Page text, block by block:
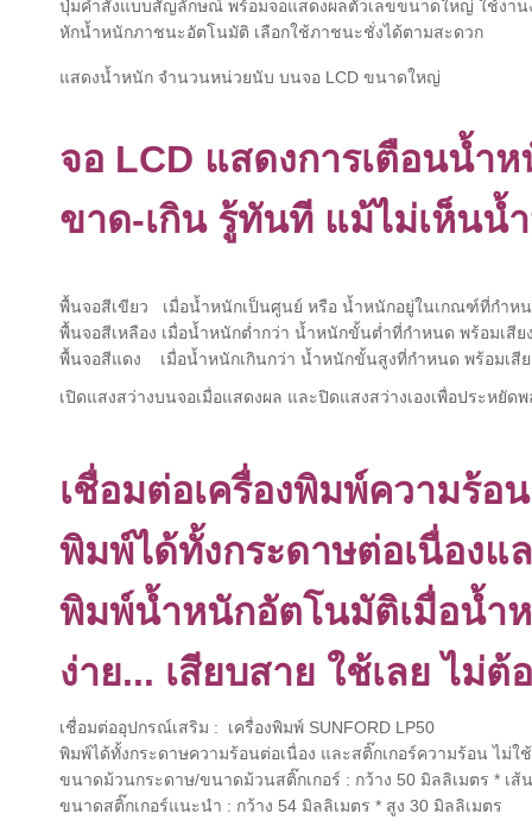
ปุ่มคำสั่งแบบสัญลักษณ์ พร้อมจอแสดงผลตัวเลขขนาดใหญ่ ใช้งาน
หักน้ำหนักภาชนะอัตโนมัติ เลือกใช้ภาชนะชั่งได้ตามสะดวก
แสดงน้ำหนัก จำนวนหน่วยนับ บนจอ LCD ขนาดใหญ่
จอ LCD แสดงการเตือนน้ำ
ขาด-เกิน รู้ทันที แม้ไม่เห็นน้
พื้นจอสีเขียว เมื่อน้ำหนักเป็นศูนย์ หรือ น้ำหนักอยู่ในเกณฑ์ที่กำห
พื้นจอสีเหลือง เมื่อน้ำหนักต่ำกว่า น้ำหนักขั้นต่ำที่กำหนด พร้อมเสีย
พื้นจอสีแดง เมื่อน้ำหนักเกินกว่า น้ำหนักขั้นสูงที่กำหนด พร้อมเสีย
เปิดแสงสว่างบนจอเมื่อแสดงผล และปิดแสงสว่างเองเพื่อประหยัด
เชื่อมต่อเครื่องพิมพ์ความร้อน
พิมพ์ได้ทั้งกระดาษต่อเนื่องแ
พิมพ์น้ำหนักอัตโนมัติเมื่อน้ำ
ง่าย... เสียบสาย ใช้เลย ไม่ต้
เชื่อมต่ออุปกรณ์เสริม : เครื่องพิมพ์ SUNFORD LP50
พิมพ์ได้ทั้งกระดาษความร้อนต่อเนื่อง และสติ๊กเกอร์ความร้อน ไม่ใ
ขนาดม้วนกระดาษ/ขนาดม้วนสติ๊กเกอร์ : กว้าง 50 มิลลิเมตร * เ
ขนาดสติ๊กเกอร์แนะนำ : กว้าง 54 มิลลิเมตร * สูง 30 มิลลิเมตร